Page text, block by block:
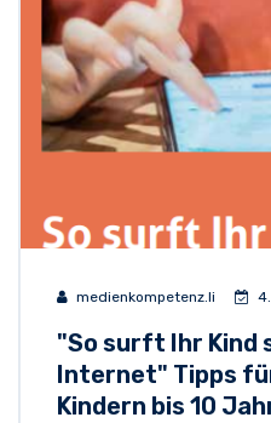
medienkompetenz.li
"So surft Ihr Kind
Internet" Tipps
Kindern bis 10